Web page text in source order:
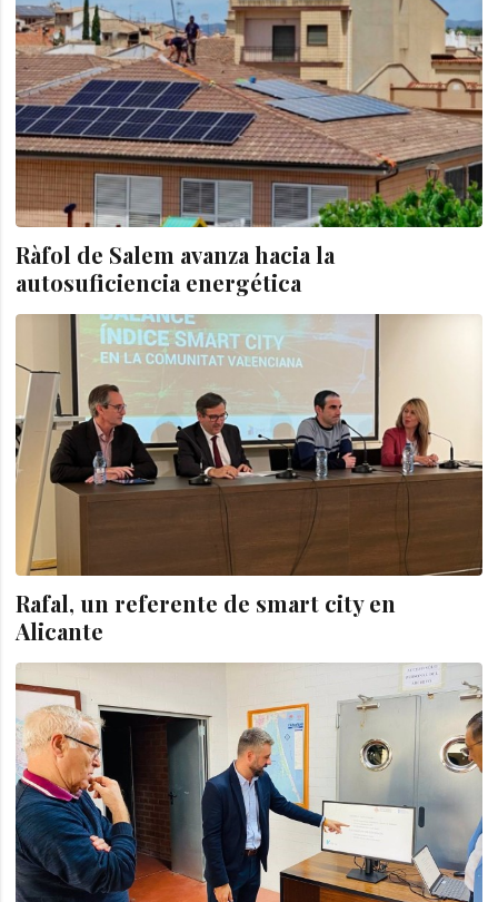
Ràfol de Salem avanza hacia la
autosuficiencia energética
Rafal, un referente de smart city en
Alicante